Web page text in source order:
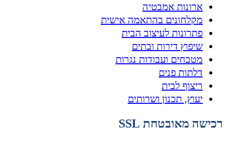
ארונות אמבטיה
מקלחונים בהתאמה אישית
פתרונות לעיצוב הבית
שיפוץ דירות ובתים
מטבחים ועבודות נגרות
דלתות פנים
ריצוף לבית
יעוץ, תכנון ושרותים
רכישה מאובטחת SSL